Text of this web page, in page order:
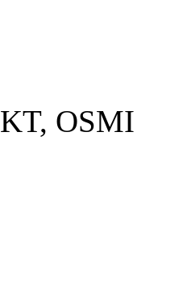
KT, OSMI